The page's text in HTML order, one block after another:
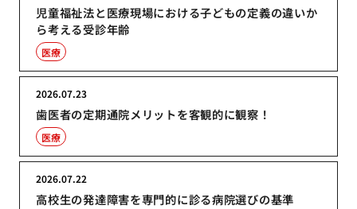
児童福祉法と医療現場における子どもの定義の違いか
ら考える受診年齢
医療
歯医者の定期通院メリットを客観的に観察！
2026.07.23
医療
高校生の発達障害を専門的に診る病院選びの基準
2026.07.22